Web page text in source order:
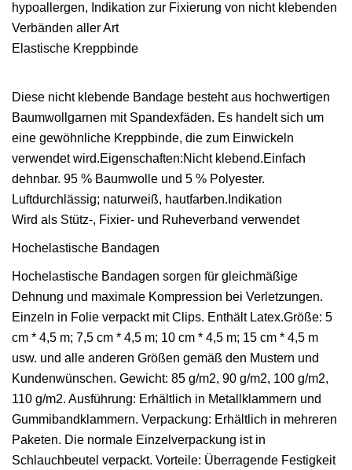
hypoallergen, Indikation zur Fixierung von nicht klebenden
Verbänden aller Art
Elastische Kreppbinde
Diese nicht klebende Bandage besteht aus hochwertigen
Baumwollgarnen mit Spandexfäden. Es handelt sich um
eine gewöhnliche Kreppbinde, die zum Einwickeln
verwendet wird.Eigenschaften:Nicht klebend.Einfach
dehnbar. 95 % Baumwolle und 5 % Polyester.
Luftdurchlässig; naturweiß, hautfarben.Indikation
Wird als Stütz-, Fixier- und Ruheverband verwendet
Hochelastische Bandagen
Hochelastische Bandagen sorgen für gleichmäßige
Dehnung und maximale Kompression bei Verletzungen.
Einzeln in Folie verpackt mit Clips. Enthält Latex.Größe: 5
cm * 4,5 m; 7,5 cm * 4,5 m; 10 cm * 4,5 m; 15 cm * 4,5 m
usw. und alle anderen Größen gemäß den Mustern und
Kundenwünschen. Gewicht: 85 g/m2, 90 g/m2, 100 g/m2,
110 g/m2. Ausführung: Erhältlich in Metallklammern und
Gummibandklammern. Verpackung: Erhältlich in mehreren
Paketen. Die normale Einzelverpackung ist in
Schlauchbeutel verpackt. Vorteile: Überragende Festigkeit